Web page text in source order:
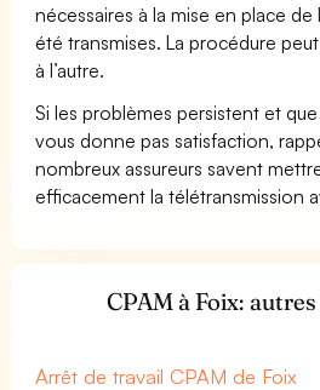
nécessaires à la mise en place
été transmises. La procédure
à l’autre.
Si les problèmes persistent et
vous donne pas satisfaction,
nombreux assureurs savent
efficacement la télétransmission
CPAM à Foix:
Arrêt de travail CPAM de Foix